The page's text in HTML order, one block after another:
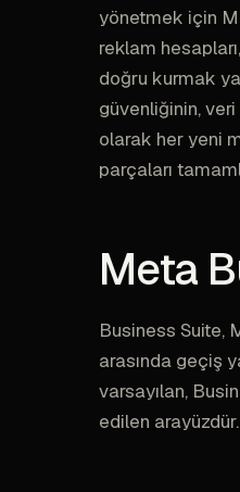
yönetmek için
reklam
doğru kurmak
güvenliğinin,
olarak her yeni
parçaları
Meta
Business Suite,
arasında geçiş
varsayılan,
edilen arayüzdür.